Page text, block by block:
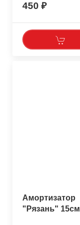
450
Амортизатор
"Рязань" 15см